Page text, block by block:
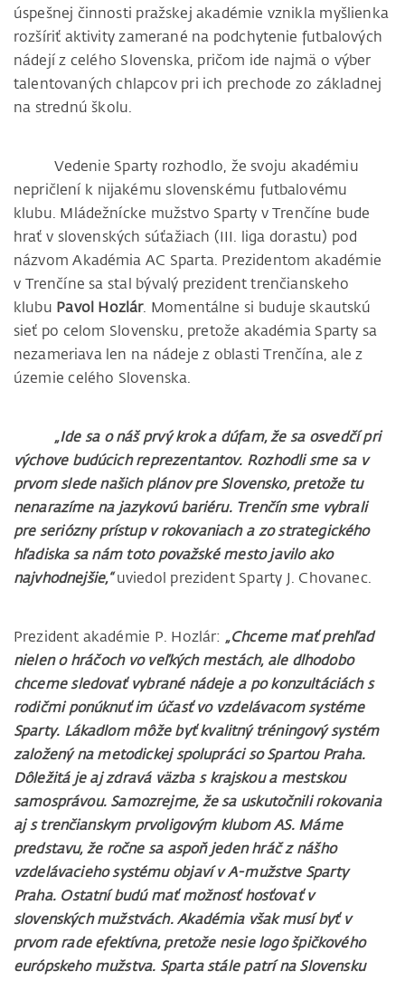
úspešnej činnosti pražskej akadémie vznikla myšlienka
rozšíriť aktivity zamerané na podchytenie futbalových
nádejí z celého Slovenska, pričom ide najmä o výber
talentovaných chlapcov pri ich prechode zo základnej
na strednú školu.
Vedenie Sparty rozhodlo, že svoju akadémiu
nepričlení k nijakému slovenskému futbalovému
klubu. Mládežnícke mužstvo Sparty v Trenčíne bude
hrať v slovenských súťažiach (III. liga dorastu) pod
názvom Akadémia AC Sparta. Prezidentom akadémie
v Trenčíne sa stal bývalý prezident trenčianskeho
klubu Pavol Hozlár. Momentálne si buduje skautskú
sieť po celom Slovensku, pretože akadémia Sparty sa
nezameriava len na nádeje z oblasti Trenčína, ale z
územie celého Slovenska.
„Ide sa o náš prvý krok a dúfam, že sa osvedčí pri
výchove budúcich reprezentantov. Rozhodli sme sa v
prvom slede našich plánov pre Slovensko, pretože tu
nenarazíme na jazykovú bariéru. Trenčín sme vybrali
pre seriózny prístup v rokovaniach a zo strategického
hľadiska sa nám toto považské mesto javilo ako
najvhodnejšie,“uviedol prezident Sparty J. Chovanec.
Prezident akadémie P. Hozlár: „Chceme mať prehľad
nielen o hráčoch vo veľkých mestách, ale dlhodobo
chceme sledovať vybrané nádeje a po konzultáciách s
rodičmi ponúknuť im účasť vo vzdelávacom systéme
Sparty. Lákadlom môže byť kvalitný tréningový systém
založený na metodickej spolupráci so Spartou Praha.
Dôležitá je aj zdravá väzba s krajskou a mestskou
samosprávou. Samozrejme, že sa uskutočnili rokovania
aj s trenčianskym prvoligovým klubom AS. Máme
predstavu, že ročne sa aspoň jeden hráč z nášho
vzdelávacieho systému objaví v A-mužstve Sparty
Praha. Ostatní budú mať možnosť hosťovať v
slovenských mužstvách. Akadémia však musí byť v
prvom rade efektívna, pretože nesie logo špičkového
európskeho mužstva. Sparta stále patrí na Slovensku